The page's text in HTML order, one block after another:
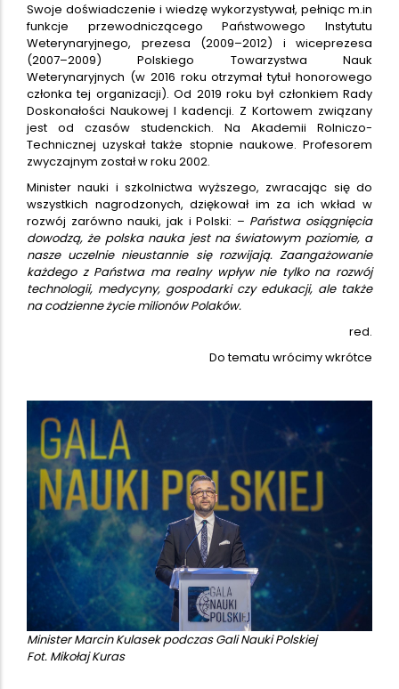
Swoje doświadczenie i wiedzę wykorzystywał, pełniąc m.in
funkcje przewodniczącego Państwowego Instytutu
Weterynaryjnego, prezesa (2009–2012) i wiceprezesa
(2007–2009) Polskiego Towarzystwa Nauk
Weterynaryjnych (w 2016 roku otrzymał tytuł honorowego
członka tej organizacji). Od 2019 roku był członkiem Rady
Doskonałości Naukowej I kadencji. Z Kortowem związany
jest od czasów studenckich. Na Akademii Rolniczo-
Technicznej uzyskał także stopnie naukowe. Profesorem
zwyczajnym został w roku 2002.
Minister nauki i szkolnictwa wyższego, zwracając się do
wszystkich nagrodzonych, dziękował im za ich wkład w
rozwój zarówno nauki, jak i Polski: – Państwa osiągnięcia
dowodzą, że polska nauka jest na światowym poziomie, a
nasze uczelnie nieustannie się rozwijają. Zaangażowanie
każdego z Państwa ma realny wpływ nie tylko na rozwój
technologii, medycyny, gospodarki czy edukacji, ale także
na codzienne życie milionów Polaków.
red.
Do tematu wrócimy wkrótce
Minister Marcin Kulasek podczas Gali Nauki Polskiej
Fot. Mikołaj Kuras